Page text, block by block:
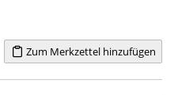
Zum Merkzettel hinzufügen